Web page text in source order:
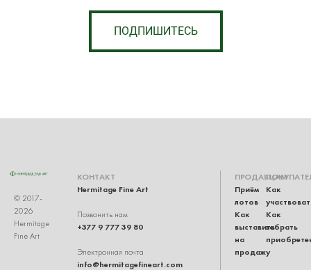
ПОДПИШИТЕСЬ
© 2017-
2026
Hermitage
Fine Art
КОНТАКТ
Hermitage Fine Art
Позвонить нам
+377 9 777 39 80
Электронная почта
info@hermitagefineart.com
ПРОДАВЦАМ
Приём
лотов
Как
выставить
на
продажу
Как
Как
забрать